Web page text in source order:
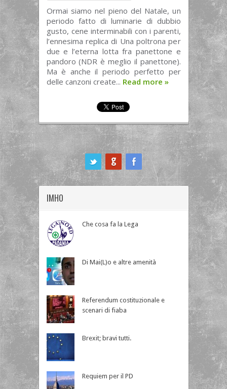
Ormai siamo nel pieno del Natale, un
periodo fatto di luminarie di dubbio
gusto, cene interminabili con i parenti,
l’ennesima replica di Una poltrona per
due e l’eterna lotta fra panettone e
pandoro (NDR è meglio il panettone).
Ma è anche il periodo perfetto per
delle canzoni create... Read more »
IMHO
Che cosa fa la Lega
Di Mai(L)o e altre amenità
Referendum costituzionale e
scenari di fiaba
Brexit; bravi tutti.
Requiem per il PD